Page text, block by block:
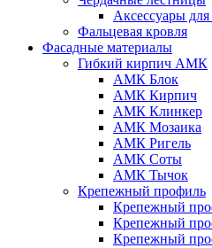
Аксессуары
Фальцевая кровля
Фасадные материалы
Гибкий кирпич АМК
АМК Блок
АМК Кирпич
АМК Клинкер
АМК Мозаика
АМК Ригель
АМК Соты
АМК Тычок
Крепежный профиль
Крепежный
Крепежный
Крепежный